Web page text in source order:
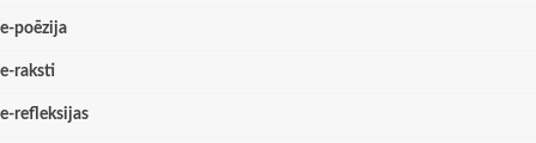
e-poēzija
e-raksti
e-refleksijas